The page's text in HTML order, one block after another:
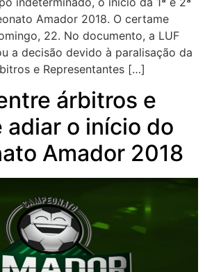
Amador 2018. O certame
22. No documento, a LUF
a decisão devido à paralisação da
e Representantes […]
árbitros e
adiar o início do
Amador 2018